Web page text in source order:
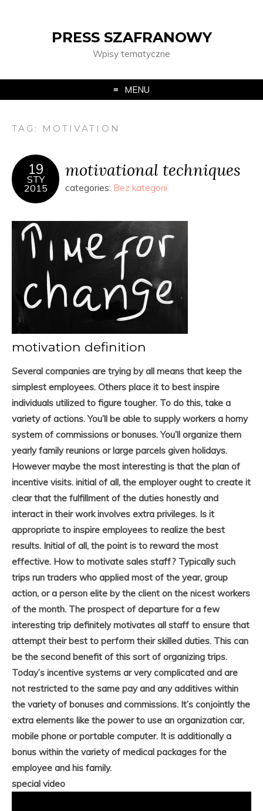
PRESS SZAFRANOWY
Wpisy tematyczne
MENU
TAG: MOTIVATION
19
STY
2015
motivational techniques
categories: Bez kategorii
motivation definition
Several companies are trying by all means that keep the
simplest employees. Others place it to best inspire
individuals utilized to figure tougher. To do this, take a
variety of actions. You’ll be able to supply workers a horny
system of commissions or bonuses. You’ll organize them
yearly family reunions or large parcels given holidays.
However maybe the most interesting is that the plan of
incentive visits. initial of all, the employer ought to create it
clear that the fulfillment of the duties honestly and
interact in their work involves extra privileges. Is it
appropriate to inspire employees to realize the best
results. Initial of all, the point is to reward the most
effective. How to motivate sales staff? Typically such
trips run traders who applied most of the year, group
action, or a person elite by the client on the nicest workers
of the month. The prospect of departure for a few
interesting trip definitely motivates all staff to ensure that
attempt their best to perform their skilled duties. This can
be the second benefit of this sort of organizing trips.
Today’s incentive systems ar very complicated and are
not restricted to the same pay and any additives within
the variety of bonuses and commissions. It’s conjointly the
extra elements like the power to use an organization car,
mobile phone or portable computer. It is additionally a
bonus within the variety of medical packages for the
employee and his family.
special video